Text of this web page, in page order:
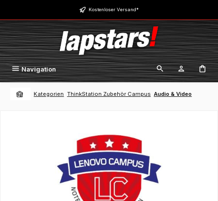
Zum Hauptinhalt springen Kostenloser Versand*
Navigation
Kategorien ThinkStation Zubehör Campus Audio & Video